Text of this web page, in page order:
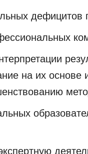
дефицитов
на их основе